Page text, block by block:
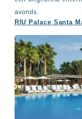
avonds.
RIU Palace Santa